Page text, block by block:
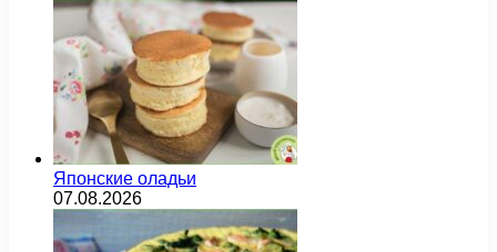
Японские оладьи
07.08.2026